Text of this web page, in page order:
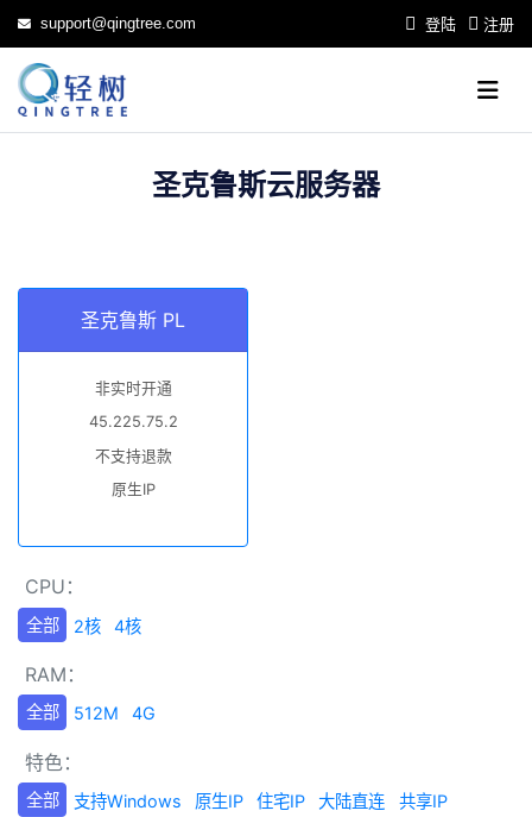
support@qingtree.com 登陆 注册
圣克鲁斯云服务器
圣克鲁斯 PL
非实时开通
45.225.75.2
不支持退款
原生IP
CPU：
全部 2核 4核
RAM：
全部 512M 4G
特色：
全部 支持Windows 原生IP 住宅IP 大陆直连 共享IP